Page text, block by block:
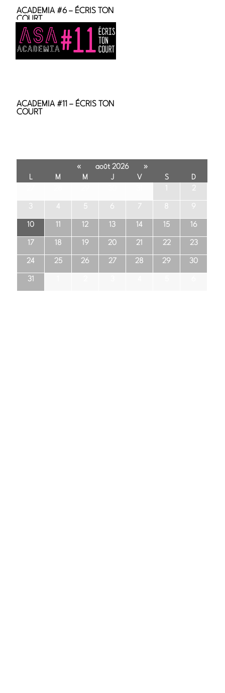
ACADEMIA #6 – ÉCRIS TON
COURT
ACADEMIA #11 – ÉCRIS TON
COURT
« août 2026 »
L M M J V S
D
2
3 4 5 6 7 8 9
10 11 12 13 14 15 16
17 18 19 20 21 22 23
24 25 26 27 28 29 30
31